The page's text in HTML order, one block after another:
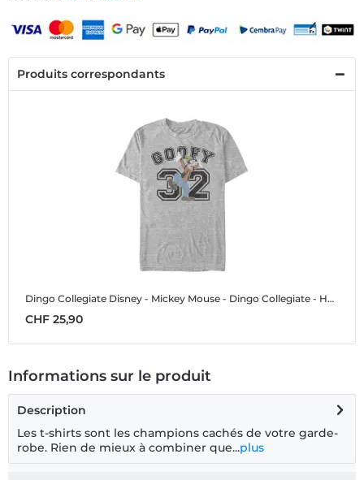
Produits correspondants
Dingo Collegiate Disney - Mickey Mouse - Dingo Collegiate - Homme T-shirt
CHF 25,90
Informations sur le produit
Description
Les t-shirts sont les champions cachés de votre garde-
robe. Rien de mieux à combiner que...plus